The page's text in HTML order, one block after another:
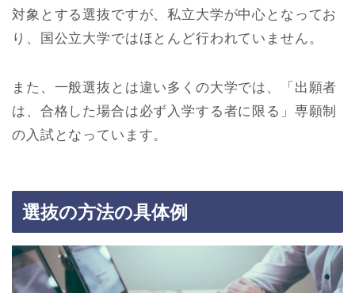
対象とする選抜ですが、私立大学が中心となってお
り、国公立大学ではほとんど行われていません。
また、一般選抜とは違い多くの大学では、「出願者
は、合格した場合は必ず入学する者に限る」専願制
の入試となっています。
選抜の方法の具体例